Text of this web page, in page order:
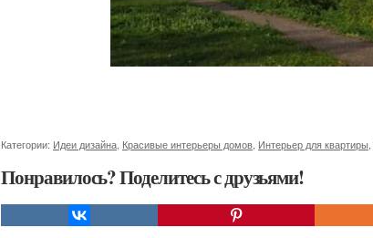
Категории: Идеи дизайна, Красивые интерьеры домов, Интерьер для квартиры,
Понравилось? Поделитесь с друзьями!